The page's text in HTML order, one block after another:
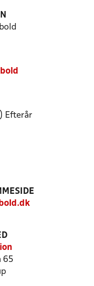
Efterår
65